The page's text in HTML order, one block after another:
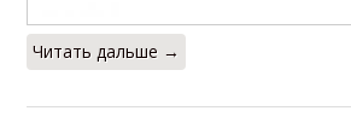
Читать дальше →